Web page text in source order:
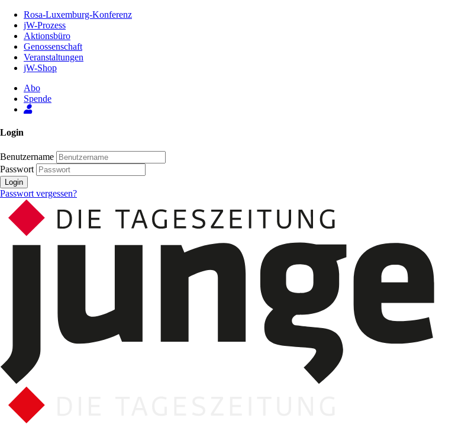
Inhalt
Seite
Rosa-Luxemburg-Konferenz
jW-Prozess
Aktionsbüro
Genossenschaft
Veranstaltungen
jW-Shop
Abo
Spende
Login
Benutzername
Passwort
Login
Passwort vergessen?